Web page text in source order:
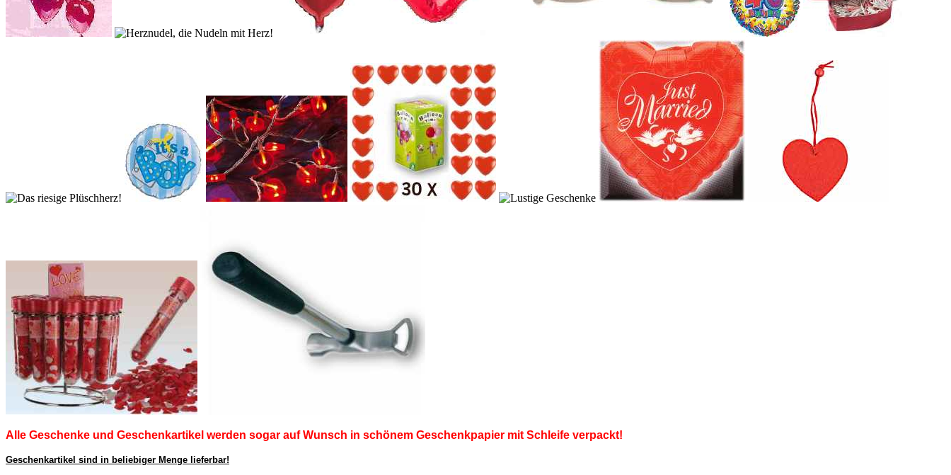
Alle Geschenke und Geschenkartikel werden sogar auf Wunsch in schönem Geschenkpapier mit Schleife verpackt!
Geschenkartikel sind in beliebiger Menge lieferbar!